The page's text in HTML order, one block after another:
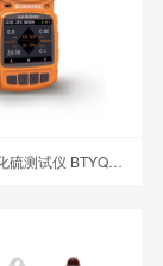
便携式二氧化硫测试仪 BTYQ-MS104K-SO2